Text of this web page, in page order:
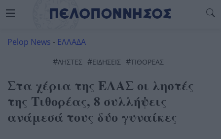
Pelop News - ΕΛΛΑΔΑ
#ΛΗΣΤΕΣ #ΕΙΔΗΣΕΙΣ #ΤΙΘΟΡΈΑΣ
Στα χέρια της ΕΛΑΣ οι ληστές
της Τιθορέας, 8 συλλήψεις
ανάμεσά τους δύο γυναίκες